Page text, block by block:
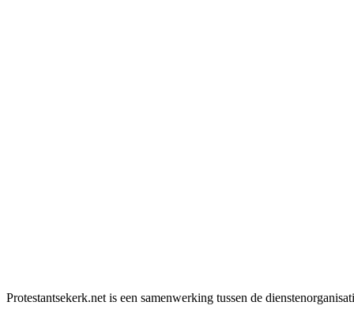
Protestantsekerk.net is een samenwerking tussen de